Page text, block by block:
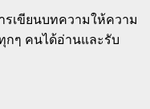
รเขียนบทความให้ความ
ทุกๆ คนได้อ่านและรับ